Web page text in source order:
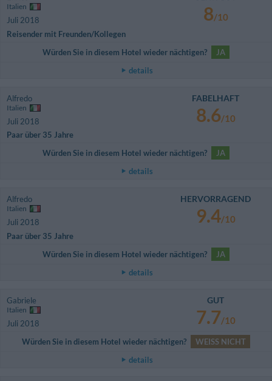
Italien
Juli 2018
Reisender mit Freunden/Kollegen
8/10
Würden Sie in diesem Hotel wieder nächtigen?
JA
details
Alfredo
Italien
Juli 2018
Paar über 35 Jahre
FABELHAFT
8.6/10
Würden Sie in diesem Hotel wieder nächtigen?
JA
details
Alfredo
Italien
Juli 2018
Paar über 35 Jahre
HERVORRAGEND
9.4/10
Würden Sie in diesem Hotel wieder nächtigen?
JA
details
Gabriele
Italien
Juli 2018
GUT
7.7/10
Würden Sie in diesem Hotel wieder nächtigen?
WEISS NICHT
details